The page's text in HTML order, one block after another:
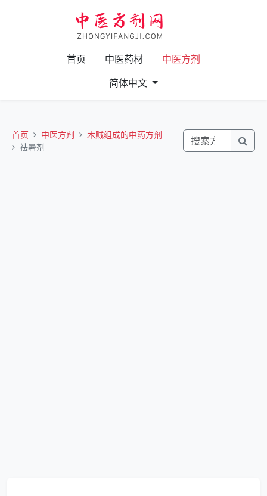
首页 中医药材
中医方剂
简体中文
首页 中医方剂
木贼组成的中药方剂
祛暑剂